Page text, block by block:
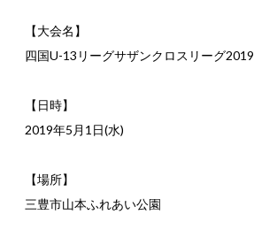
【大会名】
四国U-13リーグサザンクロスリーグ2019
【日時】
2019年5月1日(水)
【場所】
三豊市山本ふれあい公園